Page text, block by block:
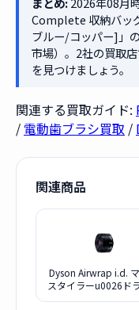
Complete 収納バッ
ブルー/コッパー]」
市場）。2社の買取
を見つけましょう。
関連する買取ガイド:
/ 電動歯ブラシ買取 /
関連商品
Dyson Airwrap i.d.
スタイラーu0026ド